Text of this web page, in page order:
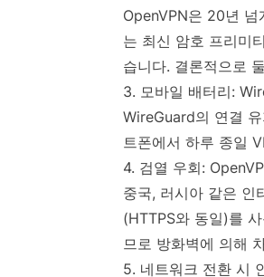
OpenVPN은 20년
는 최신 암호 프리미
습니다. 결론적으로
3. 모바일 배터리:
WireGuard의 연결
트폰에서 하루 종일
4. 검열 우회:
중국, 러시아 같은 인
(HTTPS와 동일)를
므로 방화벽에 의해
5. 네트워크 전환 시